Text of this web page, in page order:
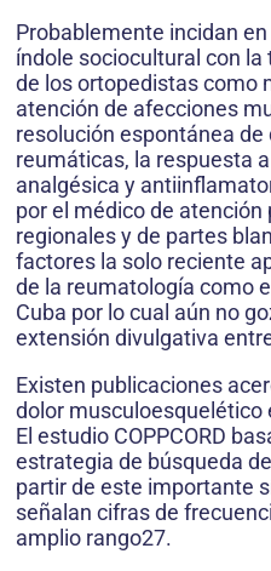
Probablemente incidan
índole sociocultural con
de los ortopedistas como
atención de afecciones
resolución espontánea
reumáticas, la respuesta
analgésica y
por el médico de
regionales y de partes
factores la solo reciente
de la reumatología como
Cuba por lo cual aún no
extensión divulgativa
Existen publicaciones
dolor musculoesquelético
El estudio COPPCORD
estrategia de búsqueda
partir de este importante
señalan cifras de
amplio rango27.